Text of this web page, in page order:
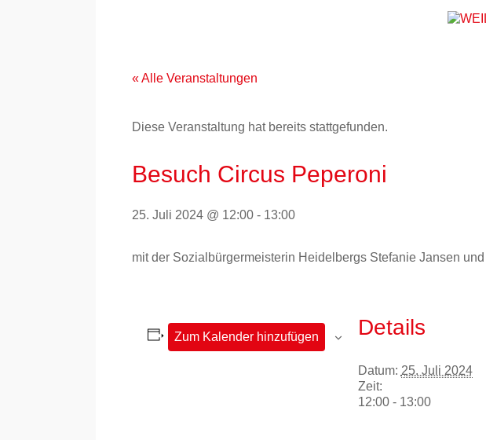
« Alle Veranstaltungen
Diese Veranstaltung hat bereits stattgefunden.
Besuch Circus Peperoni
25. Juli 2024 @ 12:00 - 13:00
mit der Sozialbürgermeisterin Heidelbergs Stefanie Jansen
Zum Kalender hinzufügen Details
Datum: 25. Juli 2024
Zeit:
12:00 - 13:00